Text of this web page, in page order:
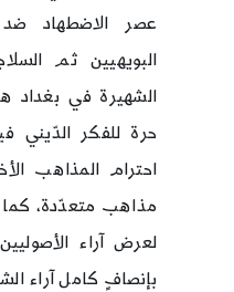
عصر الاضطهاد
البويهيين ثم
الشهيرة في بغداد
حرة للفكر الدّيني
احترام المذاهب
مذاهب متعدّدة،
لعرض آراء
بإنصافٍ كامل آراء